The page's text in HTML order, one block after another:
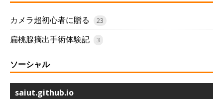
カメラ超初心者に贈る 23
扁桃腺摘出手術体験記 3
ソーシャル
saiut.github.io